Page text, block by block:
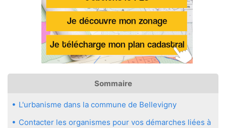
Sommaire
L'urbanisme dans la commune de Bellevigny
Contacter les organismes pour vos démarches liées à